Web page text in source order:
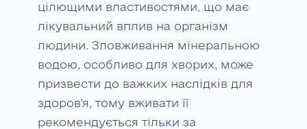
цілющими властивостями, що має
лікувальний вплив на організм
людини. Зловживання мінеральною
водою, особливо для хворих, може
призвести до важких наслідків для
здоров’я, тому вживати її
рекомендується тільки за